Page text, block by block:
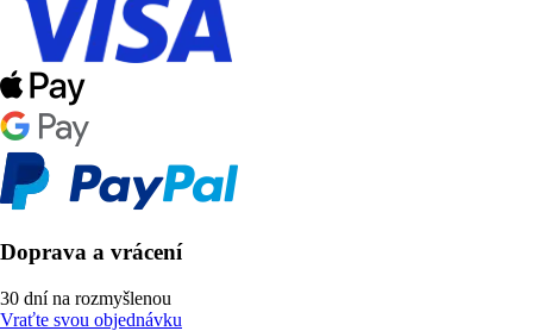
Doprava a vrácení
30 dní na rozmyšlenou
Vraťte svou objednávku